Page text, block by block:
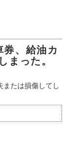
、給油カ
まった。
または損傷してし